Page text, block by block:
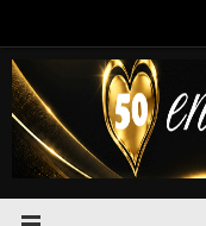
de
inhoud